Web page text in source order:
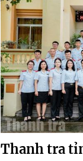
Thanh tra